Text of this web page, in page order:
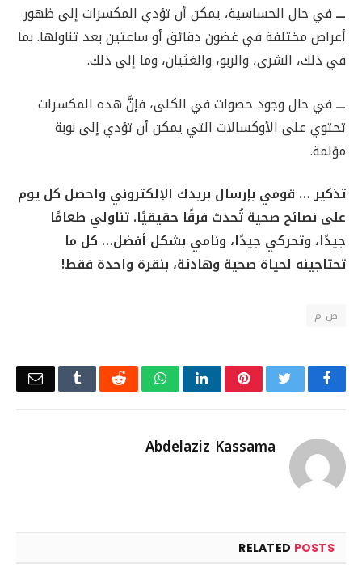
ـــفي حال الحساسية، يمكن أن تؤدي المكسرات إلى ظهور
أعراض مختلفة في غضون دقائق أو ساعتين بعد تناولها. بما
في ذلك، الشرى، والربو، والغثيان، وما إلى ذلك.
ـــفي حال وجود حصوات في الكلى، فإنَّ هذه المكسرات
تحتوي على الأوكسالات التي يمكن أن تؤدي إلى نوبة
مؤلمة.
تذكير … قومي بإرسال بريدك الإلكتروني واحصل كل يوم
على نصائح صحية تُحدث فرقًا حقيقيًا. تناولي طعامًا
جيدًا، وتحركي جيدًا، ونامي بشكل أفضل… كل ما
تحتاجينه لحياة صحية وهادئة، بنقرة واحدة فقط!
ص م
Facebook
Twitter
Pinterest
LinkedIn
WhatsApp
Reddit
Tumblr
Abdelaziz Kassama
RELATED POSTS